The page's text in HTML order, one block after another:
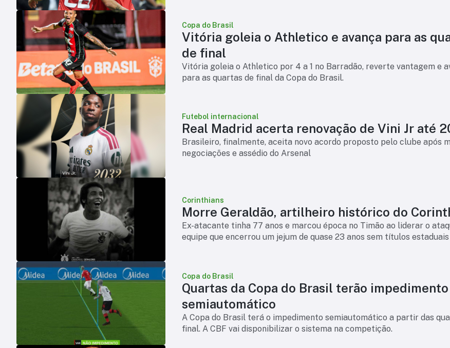
Copa do Brasil
Vitória goleia o Athletico e avança para as
de final
Vitória goleia o Athletico por 4 a 1 no Barradão, reverte vantagem e
para as quartas de final da Copa do Brasil.
Futebol internacional
Real Madrid acerta renovação de Vini Jr até
Brasileiro, finalmente, aceita novo acordo proposto pelo clube após
negociações e assédio do Arsenal
Corinthians
Morre Geraldão, artilheiro histórico do
Ex-atacante tinha 77 anos e marcou época no Timão ao liderar o
equipe que encerrou um jejum de quase 23 anos sem títulos estaduais
Copa do Brasil
Quartas da Copa do Brasil terão impedimento
semiautomático
A Copa do Brasil terá o impedimento semiautomático a partir das
final. A CBF vai disponibilizar o sistema na competição.